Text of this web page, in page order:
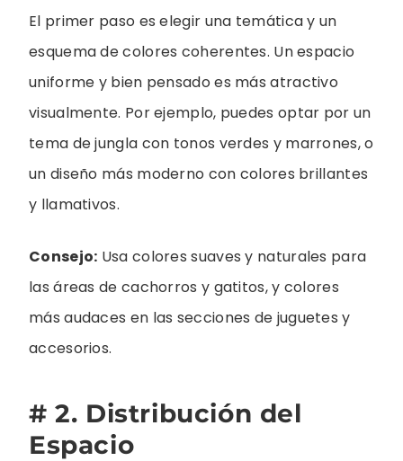
El primer paso es elegir una temática y un
esquema de colores coherentes. Un espacio
uniforme y bien pensado es más atractivo
visualmente. Por ejemplo, puedes optar por un
tema de jungla con tonos verdes y marrones, o
un diseño más moderno con colores brillantes
y llamativos.
Consejo: Usa colores suaves y naturales para
las áreas de cachorros y gatitos, y colores
más audaces en las secciones de juguetes y
accesorios.
# 2. Distribución del
Espacio